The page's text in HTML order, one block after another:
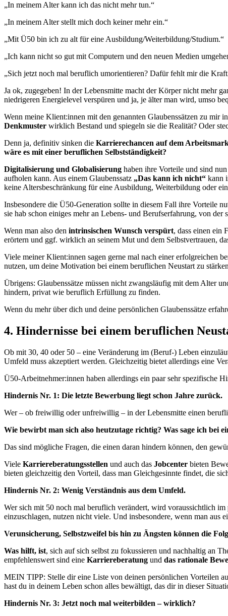
„In meinem Alter kann ich das nicht mehr tun.“
„In meinem Alter stellt mich doch keiner mehr ein.“
„Mit Ü50 bin ich zu alt für eine Ausbildung/Weiterbildung/Studium.“
„Ich kann nicht so gut mit Computern und den neuen Medien
„Sich jetzt noch mal beruflich umorientieren? Dafür fehlt mir die
Ja ok, zugegeben! In der Lebensmitte macht der Körper nicht mehr
niedrigeren Energielevel verspüren und ja, je älter man wird, umso
Wenn meine Klient:innen mit den genannten Glaubenssätzen zu mir
Denkmuster wirklich Bestand und spiegeln sie die Realität? Oder
Denn ja, definitiv sinken die Karrierechancen auf dem
wäre es mit einer beruflichen Selbstständigkeit?
Digitalisierung und Globalisierung haben ihre Vorteile und sind
aufholen kann. Aus einem Glaubenssatz „Das kann ich nicht“ kann
keine Altersbeschränkung für eine Ausbildung, Weiterbildung oder
Insbesondere die Ü50-Generation sollte in diesem Fall ihre Vorteile
sie hab schon einiges mehr an Lebens- und Berufserfahrung, von der
Wenn man also den intrinsischen Wunsch verspürt, dass einen ein
erörtern und ggf. wirklich an seinem Mut und dem Selbstvertrauen,
Viele meiner Klient:innen sagen gerne mal nach einer erfolgreichen
nutzen, um deine Motivation bei einem beruflichen Neustart zu
Übrigens: Glaubenssätze müssen nicht zwangsläufig mit dem Alter
hindern, privat wie beruflich Erfüllung zu finden.
Wenn du mehr über dich und deine persönlichen Glaubenssätze
4. Hindernisse bei einem beruflichen
Ob mit 30, 40 oder 50 – eine Veränderung im (Beruf-) Leben
Umfeld muss akzeptiert werden. Gleichzeitig bietet allerdings eine
Ü50-Arbeitnehmer:innen haben allerdings ein paar sehr spezifische
Hindernis Nr. 1: Die letzte Bewerbung liegt schon Jahre zurück.
Wer – ob freiwillig oder unfreiwillig – in der Lebensmitte einen
Wie bewirbt man sich also heutzutage richtig? Was sage ich bei
Das sind mögliche Fragen, die einen daran hindern können, den
Viele Karriereberatungsstellen und auch das Jobcenter bieten
bieten gleichzeitig den Vorteil, dass man Gleichgesinnte findet, die
Hindernis Nr. 2: Wenig Verständnis aus dem Umfeld.
Wer sich mit 50 noch mal beruflich verändert, wird voraussichtlich
einzuschlagen, nutzen nicht viele. Und insbesondere, wenn man
Verunsicherung, Selbstzweifel bis hin zu Ängsten können die
Was hilft, ist, sich auf sich selbst zu fokussieren und nachhaltig an
empfehlenswert sind eine Karriereberatung und das rationale
MEIN TIPP: Stelle dir eine Liste von deinen persönlichen Vorteilen
hast du in deinem Leben schon alles bewältigt, das dir in dieser
Hindernis Nr. 3: Jetzt noch mal weiterbilden – wirklich?